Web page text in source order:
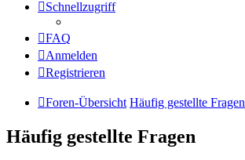
Schnellzugriff
FAQ
Anmelden
Registrieren
Foren-Übersicht Häufig gestellte Fragen
Häufig gestellte Fragen